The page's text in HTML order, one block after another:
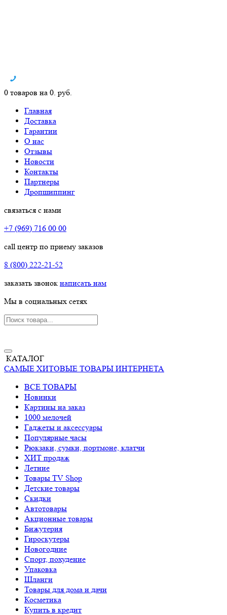
0 товаров на 0. руб.
Главная
Доставка
Гарантии
О нас
Отзывы
Новости
Контакты
Партнеры
Дропшиппинг
связаться с нами
+7 (969) 716 00 00
call центр по приему заказов
8 (800) 222-21-52
заказать звонок написать нам
Мы в социальных сетях
КАТАЛОГ
САМЫЕ ХИТОВЫЕ ТОВАРЫ ИНТЕРНЕТА
ВСЕ ТОВАРЫ
Новинки
Картины на заказ
1000 мелочей
Гаджеты и аксессуары
Популярные часы
Рюкзаки, сумки, портмоне, клатчи
ХИТ продаж
Летние
Товары TV Shop
Детские товары
Cкидки
Автотовары
Акционные товары
Бижутерия
Гироскутеры
Новогодние
Спорт, похудение
Упаковка
Шланги
Товары для дома и дачи
Косметика
Купить в кредит